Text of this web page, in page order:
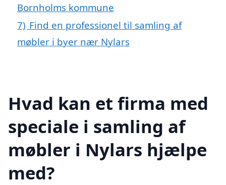
Bornholms kommune
7) Find en professionel til samling af
møbler i byer nær Nylars
Hvad kan et firma med
speciale i samling af
møbler i Nylars hjælpe
med?